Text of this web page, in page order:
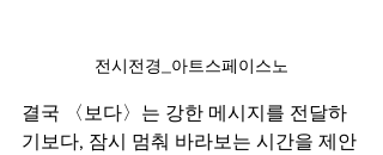
전시전경_아트스페이스노
결국 〈보다〉는 강한 메시지를 전달하
기보다, 잠시 멈춰 바라보는 시간을 제안